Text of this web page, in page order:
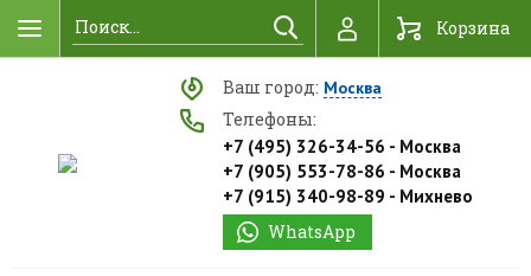
Найти Корзина
Ваш город: Москва
Телефоны:
+7 (495) 326-34-56 - Москва
+7 (905) 553-78-86 - Москва
+7 (915) 340-98-89 - Михнево
WhatsApp